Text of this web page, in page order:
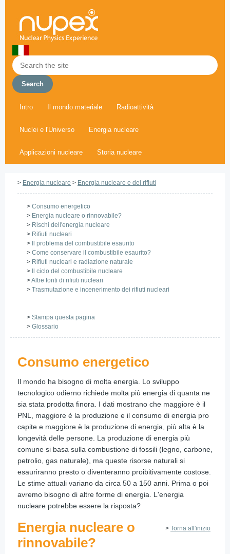
Intro Il mondo materiale Radioattività
Nuclei e l'Universo Energia nucleare
Applicazioni nucleare Storia nucleare
> Energia nucleare > Energia nucleare e dei rifiuti
> Consumo energetico
> Energia nucleare o rinnovabile?
> Rischi dell'energia nucleare
> Rifiuti nucleari
>
Il problema del combustibile esaurito
> Come conservare il combustibile esaurito?
> Rifiuti nucleari e radiazione naturale
>
Il ciclo del combustibile nucleare
>Altre fonti di rifiuti nucleari
> Trasmutazione e incenerimento dei rifiuti nucleari
> Stampa questa pagina
> Glossario
Consumo energetico
Il mondo ha bisogno di molta energia. Lo sviluppo
tecnologico odierno richiede molta più energia di quanta ne
sia stata prodotta finora. I dati mostrano che maggiore è il
PNL, maggiore è la produzione e il consumo di energia pro
capite e maggiore è la produzione di energia, più alta è la
longevità delle persone. La produzione di energia più
comune si basa sulla combustione di fossili (legno, carbone,
petrolio, gas naturale), ma queste risorse naturali si
esauriranno presto o diventeranno proibitivamente costose.
Le stime attuali variano da circa 50 a 150 anni. Prima o poi
avremo bisogno di altre forme di energia. L'energia
nucleare potrebbe essere la risposta?
> Torna all'inizio
Energia nucleare o
rinnovabile?